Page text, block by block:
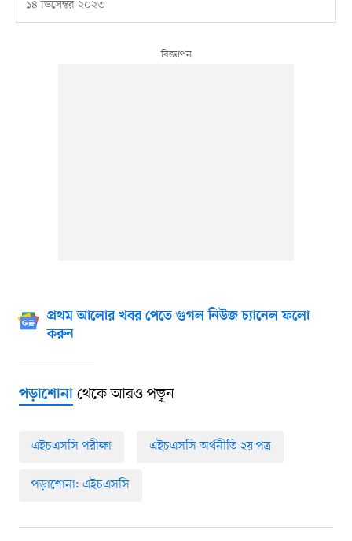
১৪ ডিসেম্বর ২০২৩
প্রথম আলোর খবর পেতে গুগল নিউজ চ্যানেল ফলো
করুন
পড়াশোনাথেকে আরও পড়ুন
এইচএসসি পরীক্ষা এইচএসসি অর্থনীতি ২য় পত্র
পড়াশোনা: এইচএসসি